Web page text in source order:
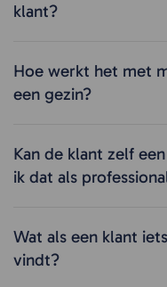
klant?
Hoe werkt het met
een gezin?
Kan de klant zelf
ik dat als
Wat als een klant
vindt?